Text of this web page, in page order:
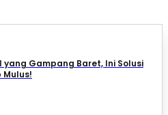
yang Gampang Baret, Ini Solusi